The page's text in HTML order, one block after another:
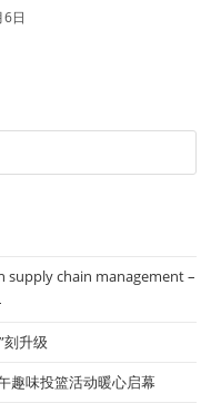
日
supply chain management –
刻升级
趣味投篮活动暖心启幕